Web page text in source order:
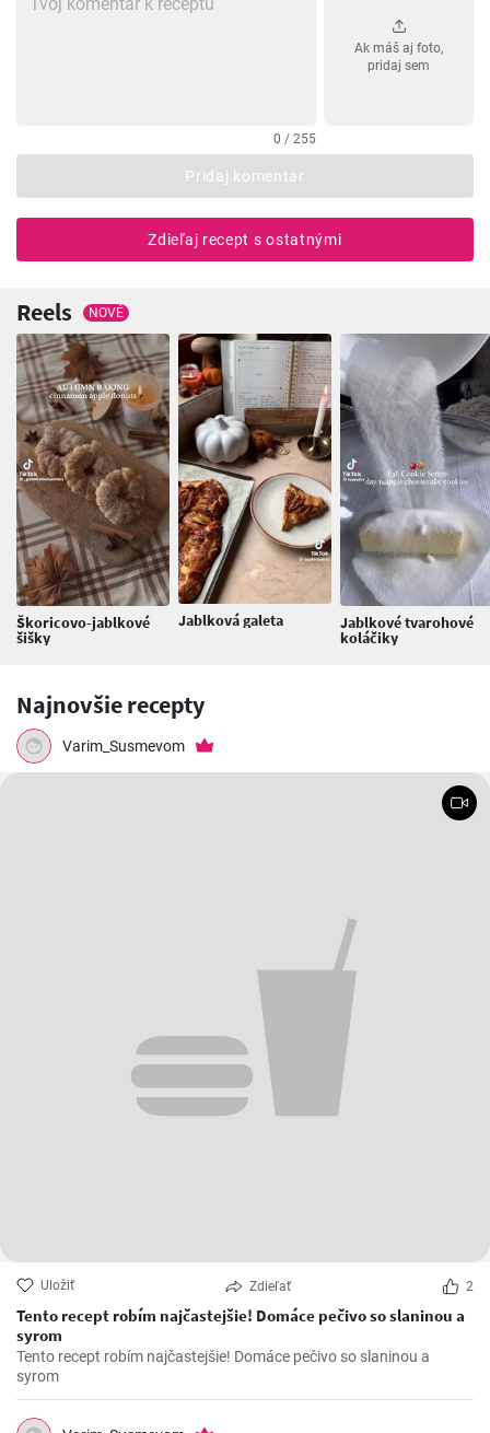
0 / 255
Ak máš aj foto,
pridaj sem
Pridaj komentár
Zdieľaj recept s ostatnými
Reels NOVÉ
Škoricovo-jablkové
šišky
Jablková galeta Jablkové tvarohové
koláčiky
Najnovšie recepty
Varim_Susmevom
Uložiť Zdieľať 2
Tento recept robím najčastejšie! Domáce pečivo so slaninou a
syrom
Tento recept robím najčastejšie! Domáce pečivo so slaninou a
syrom